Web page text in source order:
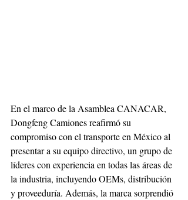
En el marco de la Asamblea CANACAR,
Dongfeng Camiones reafirmó su
compromiso con el transporte en México al
presentar a su equipo directivo, un grupo de
líderes con experiencia en todas las áreas de
la industria, incluyendo OEMs, distribución
y proveeduría. Además, la marca sorprendió